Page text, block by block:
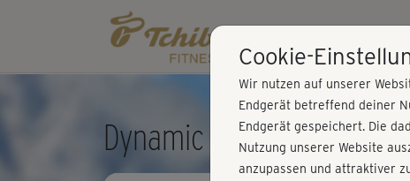
Dynamic Pilates -
Cookie-
Wir nutzen auf unserer
Endgerät betreffend deiner
Endgerät gespeichert. Die
Nutzung unserer Website
anzupassen und attraktiver